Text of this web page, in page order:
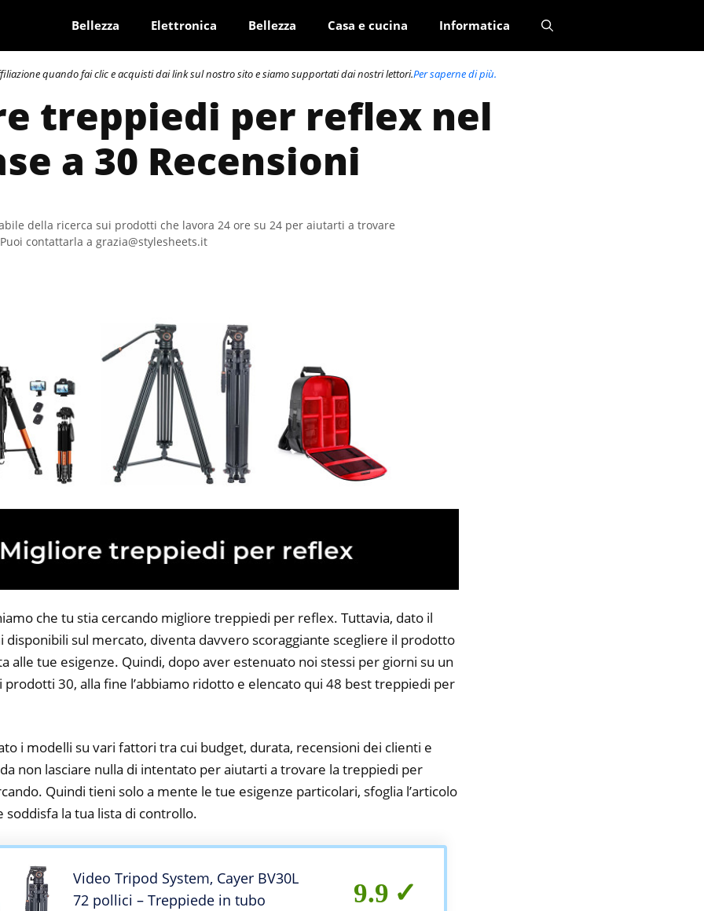
Bellezza Elettronica Bellezza Casa e cucina Informatica
quando fai clic e acquisti dai link sul nostro sito e siamo supportati dai nostri lettori.Per saperne di più.
treppiedi per reflex nel
a 30 Recensioni
della ricerca sui prodotti che lavora 24 ore su 24 per aiutarti a trovare
contattarla a grazia@stylesheets.it
che tu stia cercando migliore treppiedi per reflex. Tuttavia, dato il
disponibili sul mercato, diventa davvero scoraggiante scegliere il prodotto
alle tue esigenze. Quindi, dopo aver estenuato noi stessi per giorni su un
30, alla fine l’abbiamo ridotto e elencato qui 48 best treppiedi per
i modelli su vari fattori tra cui budget, durata, recensioni dei clienti e
non lasciare nulla di intentato per aiutarti a trovare la treppiedi per
Quindi tieni solo a mente le tue esigenze particolari, sfoglia l’articolo
soddisfa la tua lista di controllo.
Video Tripod System, Cayer BV30L
72 pollici – Treppiede in tubo
9.9